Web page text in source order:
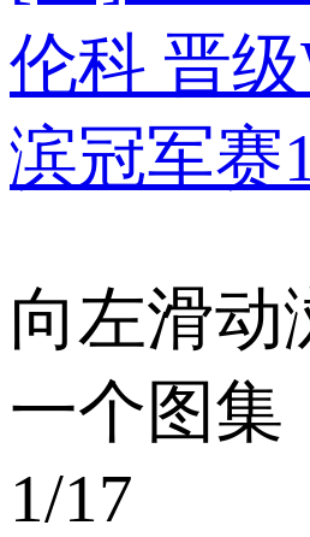
伦科 晋
滨冠军赛
向左滑动
一个图集
1/17